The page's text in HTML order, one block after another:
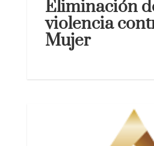
Eliminación
violencia
Mujer